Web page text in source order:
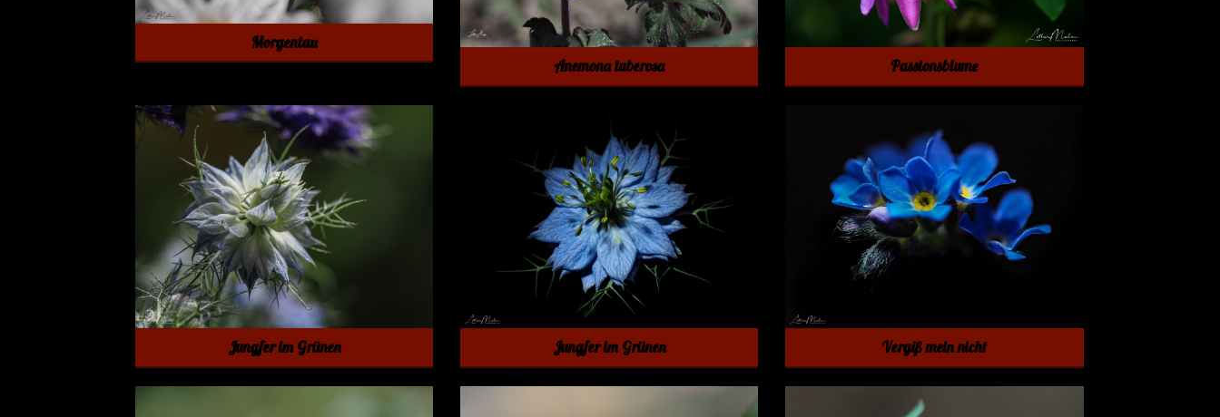
Morgentau
Anemona tuberosa
Passionsblume
Jungfer im Grünen Jungfer im Grünen Vergiß mein nicht